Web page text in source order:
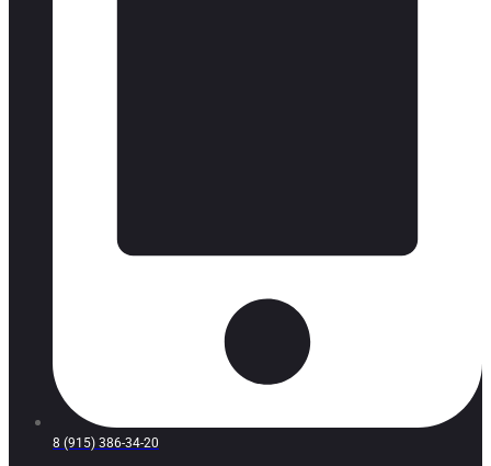
8 (915) 386-34-20